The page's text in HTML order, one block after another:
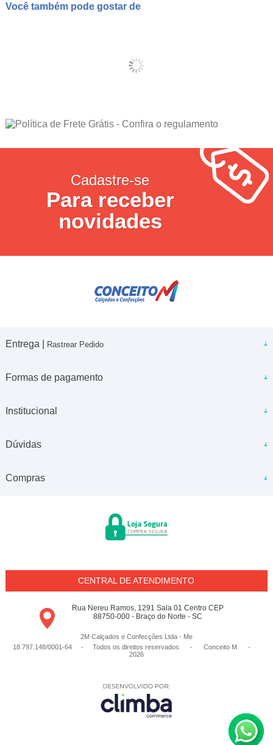
Você também pode gostar de
Cadastre-se
Para receber
novidades
Entrega | Rastrear Pedido
Formas de pagamento
Institucional
Dúvidas
Compras
CENTRAL DE ATENDIMENTO
Rua Nereu Ramos, 1291 Sala 01 Centro CEP
88750-000 - Braço do Norte - SC
2M Calçados e Confecções Ltda - Me
18.797.148/0001-64 - Todos os direitos reservados
- Conceito M
-
2026